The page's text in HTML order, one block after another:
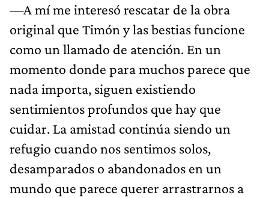
—A mí me interesó rescatar de la obra
original que Timón y las bestias funcione
como un llamado de atención. En un
momento donde para muchos parece que
nada importa, siguen existiendo
sentimientos profundos que hay que
cuidar. La amistad continúa siendo un
refugio cuando nos sentimos solos,
desamparados o abandonados en un
mundo que parece querer arrastrarnos a